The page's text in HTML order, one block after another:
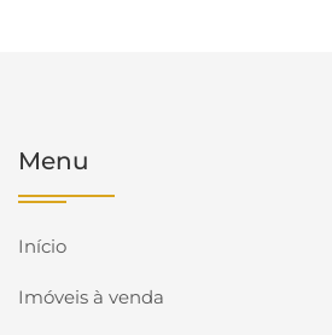
Menu
Início
Imóveis à venda